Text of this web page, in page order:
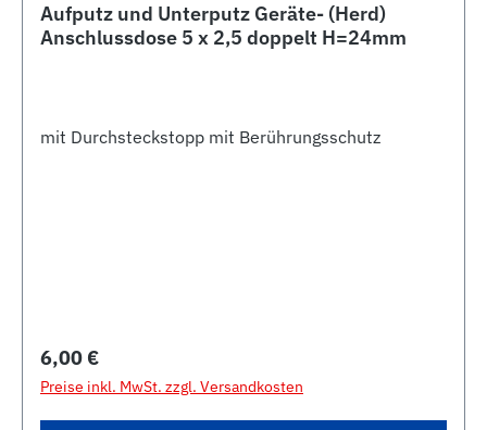
Aufputz und Unterputz Geräte- (Herd)
Anschlussdose 5 x 2,5 doppelt H=24mm
mit Durchsteckstopp mit Berührungsschutz
Regulärer Preis:
6,00 €
Preise inkl. MwSt. zzgl. Versandkosten